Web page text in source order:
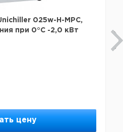
025w-H-MPC,
при 0°C -2,0 кВт
цену